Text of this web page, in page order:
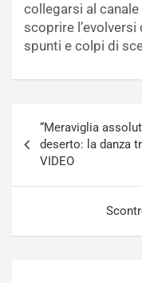
collegarsi al
scoprire
spunti e colpi di
articoli
“Meraviglia
deserto: la danza
VIDEO